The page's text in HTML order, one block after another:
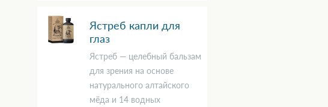
Ястреб капли для
глаз
Ястреб — целебный бальзам
для зрения на основе
натурального алтайского
мёда и 14 водных